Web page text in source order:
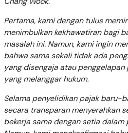
Pertama, kami dengan tulus
menimbulkan kekhawatiran bagi
masalah ini. Namun, kami ingin
bahwa sama sekali tidak ada
yang disengaja atau
yang melanggar hukum.
Selama penyelidikan pajak baru-
secara transparan menyerahkan
bekerja sama dengan setia dalam